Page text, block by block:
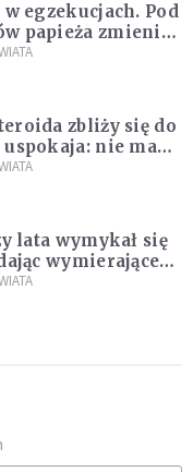
w egzekucjach. Pod
papieża zmienił
zbliży się do
uspokaja: nie ma
lata wymykał się
wymierające
popełnił